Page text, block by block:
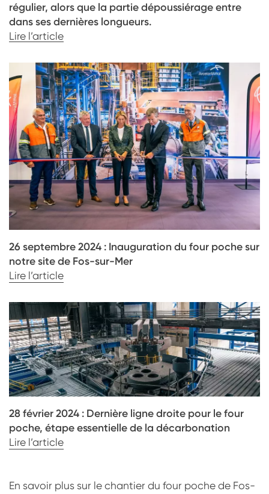
régulier, alors que la partie dépoussiérage entre
dans ses dernières longueurs.
Lire l’article
26 septembre 2024 : Inauguration du four poche sur
notre site de Fos-sur-Mer
Lire l’article
28 février 2024 : Dernière ligne droite pour le four
poche, étape essentielle de la décarbonation
Lire l’article
En savoir plus sur le chantier du four poche de Fos-